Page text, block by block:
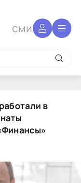
сми
в